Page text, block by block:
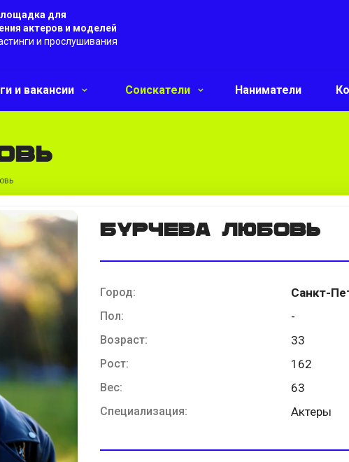
для
актеров и моделей
и прослушивания
и вакансии Соискатели Наниматели
Бурчева Любовь
Город: Санкт-
Пол: -
Возраст: 33
Рост: 162
Вес: 63
Специализация: Актеры